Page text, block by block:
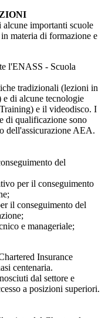
alcune importanti scuole
materia di formazione e
l'ENASS - Scuola
tradizionali (lezioni in
di alcune tecnologie
e il videodisco. I
di qualificazione sono
dell'assicurazione AEA.
del
per il conseguimento
il conseguimento del
e manageriale;
Insurance
centenaria.
dal settore e
a posizioni superiori.